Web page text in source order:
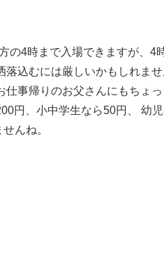
の4時まで入場できますが、4
落込むには厳しいかもしれま
仕事帰りのお父さんにもちょ
円、小中学生なら50円、 幼
んね。